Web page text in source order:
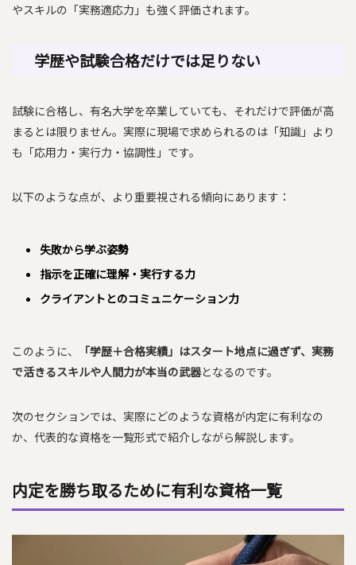
やスキルの「実務適応力」も強く評価されます。
学歴や試験合格だけでは足りない
試験に合格し、有名大学を卒業していても、それだけで評価が高
まるとは限りません。実際に現場で求められるのは「知識」より
も「応用力・実行力・協調性」です。
以下のような点が、より重要視される傾向にあります：
失敗から学ぶ姿勢
指示を正確に理解・実行する力
クライアントとのコミュニケーション力
このように、
「学歴＋合格実績」はスタート地点に過ぎず、実務
で活きるスキルや人間力が本当の武器となるのです。
次のセクションでは、実際にどのような資格が内定に有利なの
か、代表的な資格を一覧形式で紹介しながら解説します。
内定を勝ち取るために有利な資格一覧